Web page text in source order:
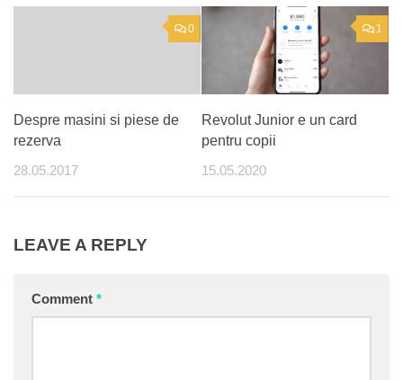
0
Despre masini si piese de
rezerva
28.05.2017
1
Revolut Junior e un card
pentru copii
15.05.2020
LEAVE A REPLY
Comment *